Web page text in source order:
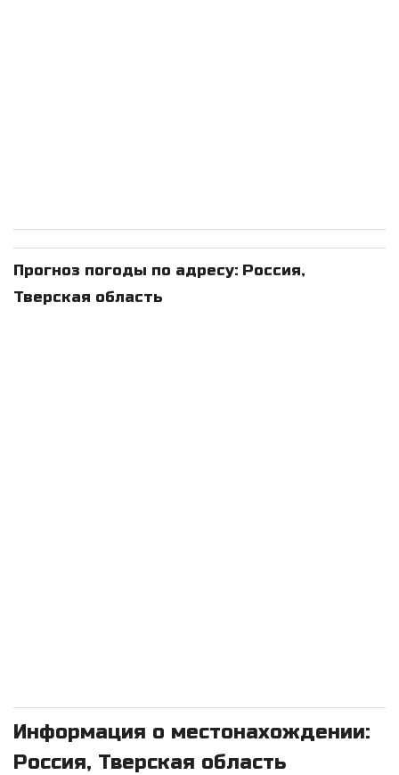
Прогноз погоды по адресу: Россия,
Тверская область
Информация о местонахождении:
Россия, Тверская область